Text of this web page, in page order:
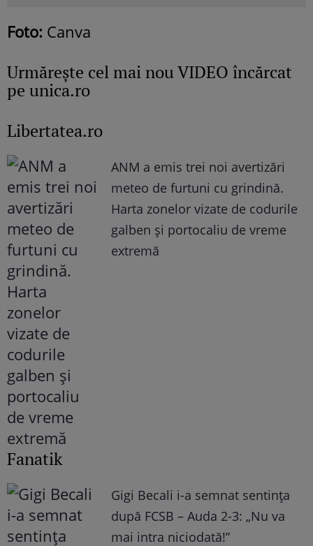
Foto: Canva
Urmăreşte cel mai nou VIDEO încărcat
pe unica.ro
Libertatea.ro
ANM a emis trei noi avertizări
meteo de furtuni cu grindină.
Harta zonelor vizate de codurile
galben și portocaliu de vreme
extremă
Fanatik
Gigi Becali i-a semnat sentința
după FCSB – Auda 2-3: „Nu va
mai intra niciodată!”